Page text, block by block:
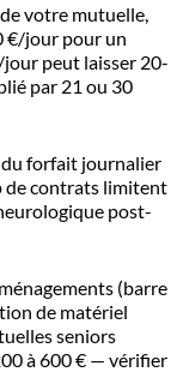
votre mutuelle,
€/jour pour un
peut laisser 20-
par 21 ou 30
du forfait journalier
de contrats limitent
post-
(barre
de matériel
seniors
à 600 € — vérifier